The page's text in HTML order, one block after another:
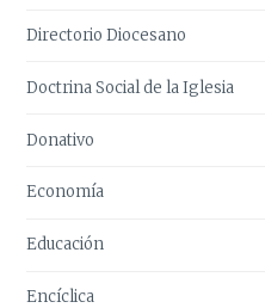
Directorio Diocesano
Doctrina Social de la Iglesia
Donativo
Economía
Educación
Encíclica